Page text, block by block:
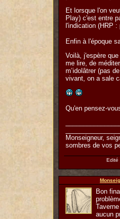
Et lorsque l'on
Play) c'est entre
l'indication (HRP :
Enfin à l'époque
Voilà, j'espère
me lire, de
m’idolâtrer (pas
vivant, on a sale
Qu'en pensez-
Monseigneur,
sombres de vos
Edité
Bon
aucun